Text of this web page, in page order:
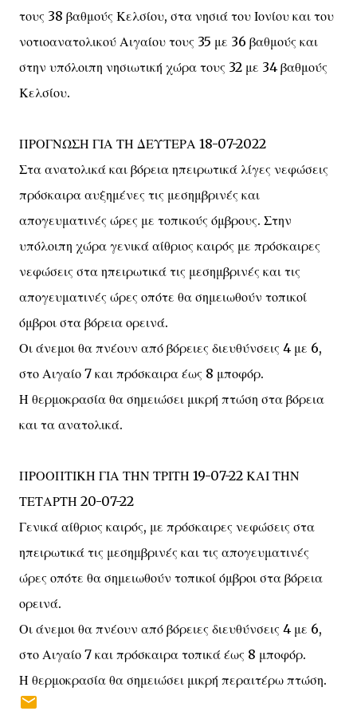
τους 38 βαθμούς Κελσίου, στα νησιά του Ιονίου και του
νοτιοανατολικού Αιγαίου τους 35 με 36 βαθμούς και
στην υπόλοιπη νησιωτική χώρα τους 32 με 34 βαθμούς
Κελσίου.
ΠΡΟΓΝΩΣΗ ΓΙΑ ΤΗ ΔΕΥΤΕΡΑ 18-07-2022
Στα ανατολικά και βόρεια ηπειρωτικά λίγες νεφώσεις
πρόσκαιρα αυξημένες τις μεσημβρινές και
απογευματινές ώρες με τοπικούς όμβρους. Στην
υπόλοιπη χώρα γενικά αίθριος καιρός με πρόσκαιρες
νεφώσεις στα ηπειρωτικά τις μεσημβρινές και τις
απογευματινές ώρες οπότε θα σημειωθούν τοπικοί
όμβροι στα βόρεια ορεινά.
Οι άνεμοι θα πνέουν από βόρειες διευθύνσεις 4 με 6,
στο Αιγαίο 7 και πρόσκαιρα έως 8 μποφόρ.
Η θερμοκρασία θα σημειώσει μικρή πτώση στα βόρεια
και τα ανατολικά.
ΠΡΟΟΠΤΙΚΗ ΓΙΑ ΤΗΝ ΤΡΙΤΗ 19-07-22 ΚΑΙ ΤΗΝ
ΤΕΤΑΡΤΗ 20-07-22
Γενικά αίθριος καιρός, με πρόσκαιρες νεφώσεις στα
ηπειρωτικά τις μεσημβρινές και τις απογευματινές
ώρες οπότε θα σημειωθούν τοπικοί όμβροι στα βόρεια
ορεινά.
Οι άνεμοι θα πνέουν από βόρειες διευθύνσεις 4 με 6,
στο Αιγαίο 7 και πρόσκαιρα τοπικά έως 8 μποφόρ.
Η θερμοκρασία θα σημειώσει μικρή περαιτέρω πτώση.